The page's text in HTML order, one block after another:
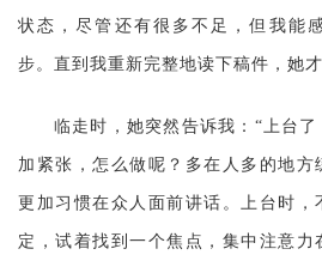
状态，尽管还有很多不足，但我能
步。直到我重新完整地读下稿件，她
临走时，她突然告诉我： “上台
加紧张，怎么做呢？多在人多的地方
更加习惯在众人面前讲话。上台时，
定，试着找到一个焦点，集中注意力